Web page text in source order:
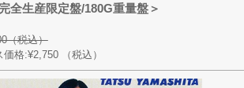
全生産限定盤/180G重量盤＞
（税込）
価格:¥2,750
（税込）